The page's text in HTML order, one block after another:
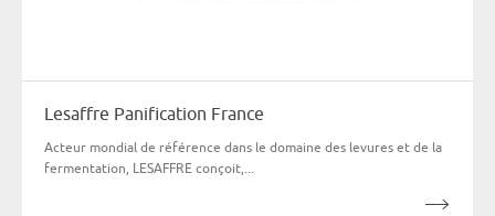
Lesaffre Panification France
Acteur mondial de référence dans le domaine des levures et de la
fermentation, LESAFFRE conçoit,...